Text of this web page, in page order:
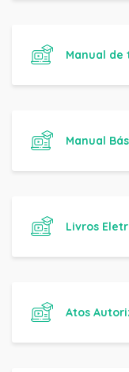
Manual de
Manual
Livros
Atos